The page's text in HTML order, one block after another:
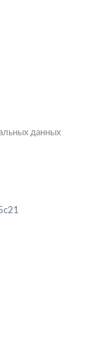
данных